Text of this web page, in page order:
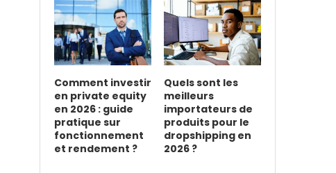
Comment investir
en private equity
en 2026 : guide
pratique sur
fonctionnement
et rendement ?
Quels sont les
meilleurs
importateurs de
produits pour le
dropshipping en
2026 ?